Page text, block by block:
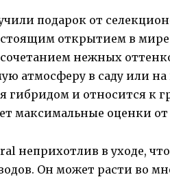
подарок от
открытием в
нежных
атмосферу в саду или
гибридом и относится к
максимальные оценки
неприхотлив в уходе,
Он может расти во